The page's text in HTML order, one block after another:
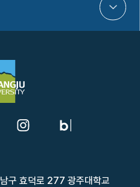
구 효덕로 277 광주대학교